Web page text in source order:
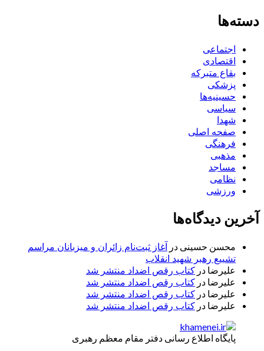
دسته‌ها
اجتماعی
اقتصادی
بقاع متبرکه
پزشکی
حسینیه‌ها
سیاسی
شهدا
صفحه اصلی
فرهنگی
مذهبی
مساجد
نظامی
ورزشی
آخرین دیدگاه‌ها
محسن حسینی در آغاز ثبت‌نام زائران و میزبانان مراسم
تشییع رهبر شهید انقلاب
علیرضا در کتاب رقص اضداد منتشر شد
علیرضا در کتاب رقص اضداد منتشر شد
علیرضا در کتاب رقص اضداد منتشر شد
علیرضا در کتاب رقص اضداد منتشر شد
پایگاه اطلاع رسانی دفتر مقام معظم رهبری